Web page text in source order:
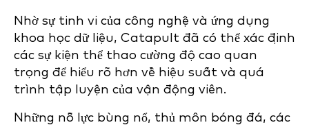
Nhờ sự tinh vi của công nghệ và ứng dụng
khoa học dữ liệu, Catapult đã có thể xác định
các sự kiện thể thao cường độ cao quan
trọng để hiểu rõ hơn về hiệu suất và quá
trình tập luyện của vận động viên.
Những nỗ lực bùng nổ, thủ môn bóng đá, các